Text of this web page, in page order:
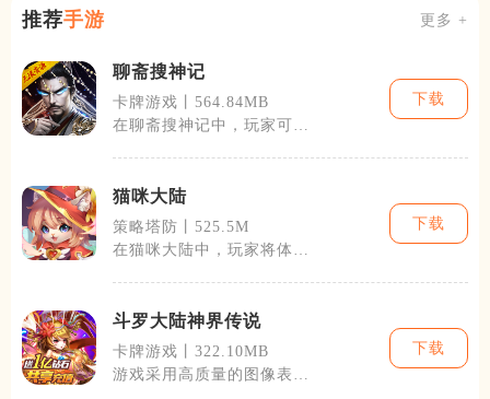
推荐手游 更多 +
聊斋搜神记
卡牌游戏丨564.84MB
在聊斋搜神记中，玩家可以
下载
猫咪大陆
策略塔防丨525.5M
在猫咪大陆中，玩家将体验
下载
斗罗大陆神界传说
卡牌游戏丨322.10MB
游戏采用高质量的图像表
下载